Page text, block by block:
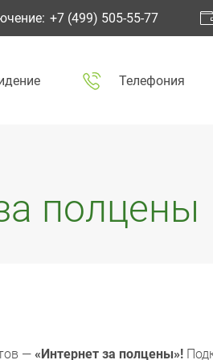
+7 (499) 505-55-77
Телефония
полцены
— «Интернет за полцены»!